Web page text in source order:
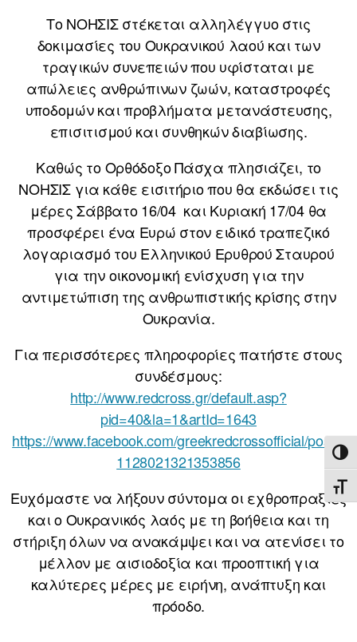
Το ΝΟΗΣΙΣ στέκεται αλληλέγγυο στις
δοκιμασίες του Ουκρανικού λαού και των
τραγικών συνεπειών που υφίσταται με
απώλειες ανθρώπινων ζωών, καταστροφές
υποδομών και προβλήματα μετανάστευσης,
επισιτισμού και συνθηκών διαβίωσης.
Καθώς το Ορθόδοξο Πάσχα πλησιάζει, το
ΝΟΗΣΙΣ για κάθε εισιτήριο που θα εκδώσει τις
μέρες Σάββατο 16/04 και Κυριακή 17/04 θα
προσφέρει ένα Ευρώ στον ειδικό τραπεζικό
λογαριασμό του Ελληνικού Ερυθρού Σταυρού
για την οικονομική ενίσχυση για την
αντιμετώπιση της ανθρωπιστικής κρίσης στην
Ουκρανία.
Για περισσότερες πληροφορίες πατήστε στους
συνδέσμους:
http://www.redcross.gr/default.asp?
pid=40&la=1&artId=1643
https://www.facebook.com/greekredcrossofficial/posts/
1128021321353856
Ευχόμαστε να λήξουν σύντομα οι εχθροπραξίες
και ο Ουκρανικός λαός με τη βοήθεια και τη
στήριξη όλων να ανακάμψει και να ατενίσει το
μέλλον με αισιοδοξία και προοπτική για
καλύτερες μέρες με ειρήνη, ανάπτυξη και
πρόοδο.